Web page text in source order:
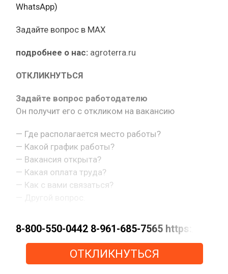
WhatsApp)
Задайте вопрос в MAX
подробнее о нас: agroterra.ru
ОТКЛИКНУТЬСЯ
Задайте вопрос работодателю
Он получит его с откликом на вакансию
— Где располагается место работы?
— Какой график работы?
— Вакансия открыта?
— Какая оплата труда?
— Как с вами связаться?
8-800-550-0442 8-961-685-7565 https://
ОТКЛИКНУТЬСЯ